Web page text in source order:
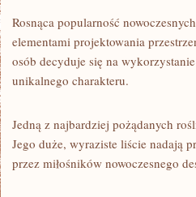
Rosnąca popularność
elementami⁣ projektowania
osób decyduje się na
unikalnego charakteru.
Jedną z najbardziej pożądanych
Jego duże, wyraziste liście nadają
przez miłośników nowoczesnego